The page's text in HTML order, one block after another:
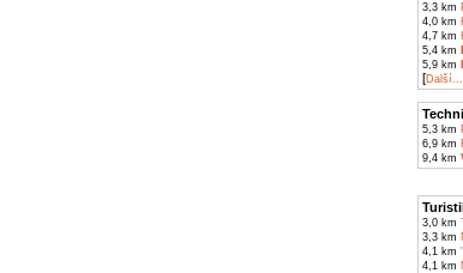
3,3 km
4,0 km
4,7 km
5,4 km
5,9 km
[
5,3 km
6,9 km
9,4 km
3,0 km
3,3 km
4,1 km
4,1 km